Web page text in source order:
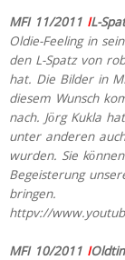
MFI 11/2011 IL-
Oldie-Feeling in
den L-Spatz von
hat. Die Bilder in
diesem Wunsch
nach. Jörg Kukla
unter anderen
wurden. Sie
Begeisterung
bringen.
httpv://
MFI 10/2011 I